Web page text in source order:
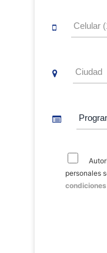
personales
condiciones